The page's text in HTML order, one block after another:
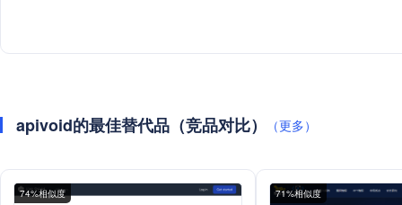
apivoid的最佳替代品（竞品对比） （更多）
74%相似度 71%相似度